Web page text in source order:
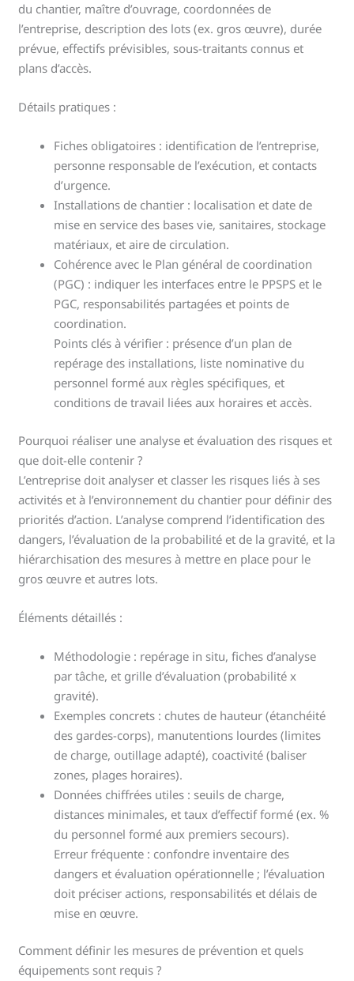
du chantier, maître d’ouvrage, coordonnées de
l’entreprise, description des lots (ex. gros œuvre), durée
prévue, effectifs prévisibles, sous-traitants connus et
plans d’accès.
Détails pratiques :
Fiches obligatoires : identification de l’entreprise,
personne responsable de l’exécution, et contacts
d’urgence.
Installations de chantier : localisation et date de
mise en service des bases vie, sanitaires, stockage
matériaux, et aire de circulation.
Cohérence avec le Plan général de coordination
(PGC) : indiquer les interfaces entre le PPSPS et le
PGC, responsabilités partagées et points de
coordination.
Points clés à vérifier : présence d’un plan de
repérage des installations, liste nominative du
personnel formé aux règles spécifiques, et
conditions de travail liées aux horaires et accès.
Pourquoi réaliser une analyse et évaluation des risques et
que doit-elle contenir ?
L’entreprise doit analyser et classer les risques liés à ses
activités et à l’environnement du chantier pour définir des
priorités d’action. L’analyse comprend l’identification des
dangers, l’évaluation de la probabilité et de la gravité, et la
hiérarchisation des mesures à mettre en place pour le
gros œuvre et autres lots.
Éléments détaillés :
Méthodologie : repérage in situ, fiches d’analyse
par tâche, et grille d’évaluation (probabilité x
gravité).
Exemples concrets : chutes de hauteur (étanchéité
des gardes-corps), manutentions lourdes (limites
de charge, outillage adapté), coactivité (baliser
zones, plages horaires).
Données chiffrées utiles : seuils de charge,
distances minimales, et taux d’effectif formé (ex. %
du personnel formé aux premiers secours).
Erreur fréquente : confondre inventaire des
dangers et évaluation opérationnelle ; l’évaluation
doit préciser actions, responsabilités et délais de
mise en œuvre.
Comment définir les mesures de prévention et quels
équipements sont requis ?